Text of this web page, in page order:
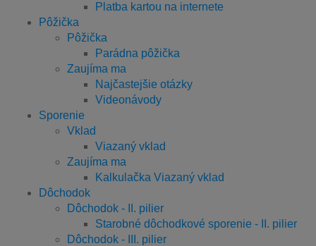
Platba kartou na internete
Pôžička
Pôžička
Parádna pôžička
Zaujíma ma
Najčastejšie otázky
Videonávody
Sporenie
Vklad
Viazaný vklad
Zaujíma ma
Kalkulačka Viazaný vklad
Dôchodok
Dôchodok - II. pilier
Starobné dôchodkové sporenie - II. pilier
Dôchodok - III. pilier